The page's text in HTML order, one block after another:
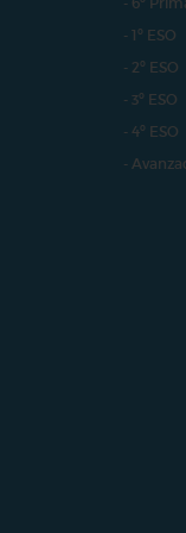
- 1º ESO
- 2º ESO
- 3º ESO
- 4º ESO
-